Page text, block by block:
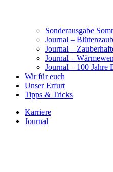
Sonderausgabe
Journal –
Journal –
Journal –
Journal – 100 Jahre
Wir für euch
Unser Erfurt
Tipps & Tricks
Karriere
Journal